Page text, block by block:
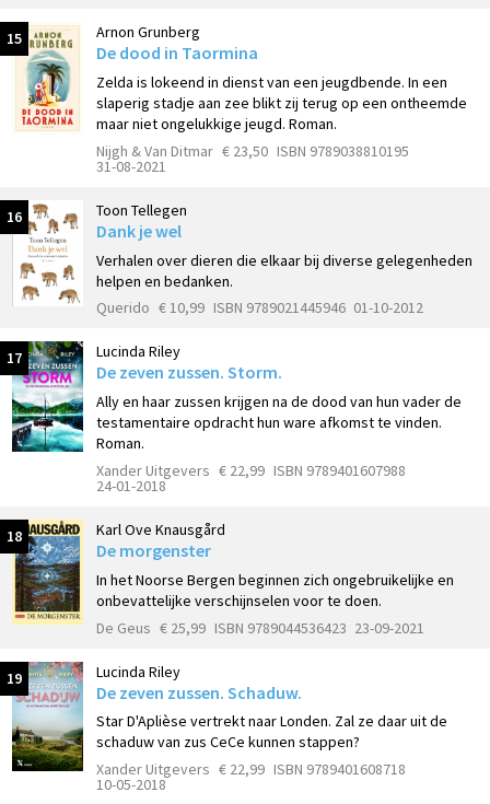
15 Arnon Grunberg
De dood in Taormina
Zelda is lokeend in dienst van een jeugdbende. In een
slaperig stadje aan zee blikt zij terug op een ontheemde
maar niet ongelukkige jeugd. Roman.
Nijgh & Van Ditmar € 23,50 ISBN 9789038810195
31-08-2021
16 Toon Tellegen
Dank je wel
Verhalen over dieren die elkaar bij diverse gelegenheden
helpen en bedanken.
Querido € 10,99 ISBN 9789021445946 01-10-2012
17 Lucinda Riley
De zeven zussen. Storm.
Ally en haar zussen krijgen na de dood van hun vader de
testamentaire opdracht hun ware afkomst te vinden.
Roman.
Xander Uitgevers € 22,99 ISBN 9789401607988
24-01-2018
18 Karl Ove Knausgård
De morgenster
In het Noorse Bergen beginnen zich ongebruikelijke en
onbevattelijke verschijnselen voor te doen.
De Geus € 25,99 ISBN 9789044536423 23-09-2021
19 Lucinda Riley
De zeven zussen. Schaduw.
Star D'Aplièse vertrekt naar Londen. Zal ze daar uit de
schaduw van zus CeCe kunnen stappen?
Xander Uitgevers € 22,99 ISBN 9789401608718
10-05-2018